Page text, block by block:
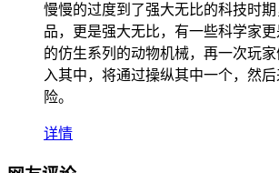
慢慢的过度到了强大无比的科技时
品，更是强大无比，有一些科学家
的仿生系列的动物机械，再一次玩
入其中，将通过操纵其中一个，然
险。
详情